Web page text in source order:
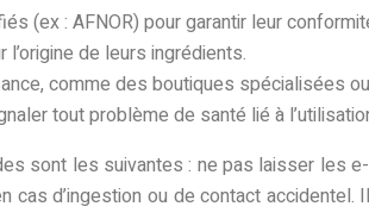
(ex : AFNOR) pour garantir leur
de leurs ingrédients.
comme des boutiques spécialisées
tout problème de santé lié à
sont les suivantes : ne pas laisser les
d’ingestion ou de contact